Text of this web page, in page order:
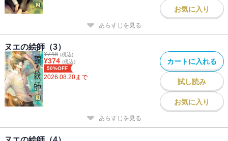
お気に入り
あらすじを見る
ヌエの絵師（3）
¥748 (税込)
¥374 (税込)
50%OFF
2026.08.20まで
カートに入れる
試し読み
お気に入り
あらすじを見る